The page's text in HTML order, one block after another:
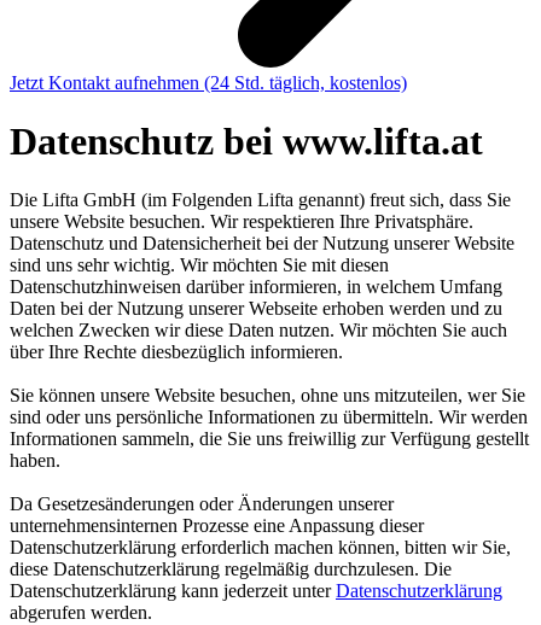
Jetzt Kontakt aufnehmen (24 Std. täglich, kostenlos)
Datenschutz bei www.lifta.at
Die Lifta GmbH (im Folgenden Lifta genannt) freut sich, dass Sie
unsere Website besuchen. Wir respektieren Ihre Privatsphäre.
Datenschutz und Datensicherheit bei der Nutzung unserer Website
sind uns sehr wichtig. Wir möchten Sie mit diesen
Datenschutzhinweisen darüber informieren, in welchem Umfang
Daten bei der Nutzung unserer Webseite erhoben werden und zu
welchen Zwecken wir diese Daten nutzen. Wir möchten Sie auch
über Ihre Rechte diesbezüglich informieren.
Sie können unsere Website besuchen, ohne uns mitzuteilen, wer Sie
sind oder uns persönliche Informationen zu übermitteln. Wir werden
Informationen sammeln, die Sie uns freiwillig zur Verfügung gestellt
haben.
Da Gesetzesänderungen oder Änderungen unserer
unternehmensinternen Prozesse eine Anpassung dieser
Datenschutzerklärung erforderlich machen können, bitten wir Sie,
diese Datenschutzerklärung regelmäßig durchzulesen. Die
Datenschutzerklärung kann jederzeit unterDatenschutzerklärung
abgerufen werden.